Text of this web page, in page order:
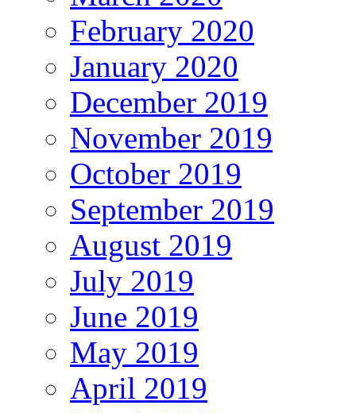
February 2020
January 2020
December 2019
November 2019
October 2019
September 2019
August 2019
July 2019
June 2019
May 2019
April 2019